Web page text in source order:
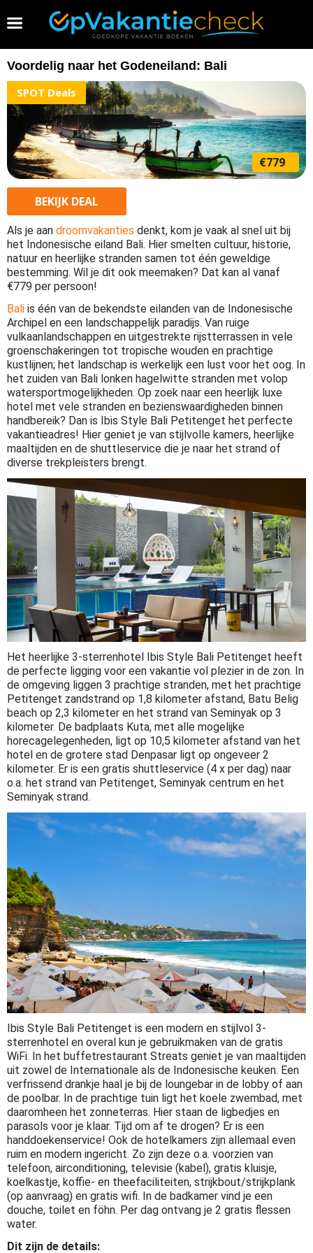
Vakantie 2026 boeken
Voordelig naar het Godeneiland: Bali
SPOT Deals
€779
BEKIJK DEAL
Als je aan droomvakanties denkt, kom je vaak al snel uit bij
het Indonesische eiland Bali. Hier smelten cultuur, historie,
natuur en heerlijke stranden samen tot één geweldige
bestemming. Wil je dit ook meemaken? Dat kan al vanaf
€779 per persoon!
Bali is één van de bekendste eilanden van de Indonesische
Archipel en een landschappelijk paradijs. Van ruige
vulkaanlandschappen en uitgestrekte rijstterrassen in vele
groenschakeringen tot tropische wouden en prachtige
kustlijnen; het landschap is werkelijk een lust voor het oog. In
het zuiden van Bali lonken hagelwitte stranden met volop
watersportmogelijkheden. Op zoek naar een heerlijk luxe
hotel met vele stranden en bezienswaardigheden binnen
handbereik? Dan is Ibis Style Bali Petitenget het perfecte
vakantieadres! Hier geniet je van stijlvolle kamers, heerlijke
maaltijden en de shuttleservice die je naar het strand of
diverse trekpleisters brengt.
Het heerlijke 3-sterrenhotel Ibis Style Bali Petitenget heeft
de perfecte ligging voor een vakantie vol plezier in de zon. In
de omgeving liggen 3 prachtige stranden, met het prachtige
Petitenget zandstrand op 1,8 kilometer afstand, Batu Belig
beach op 2,3 kilometer en het strand van Seminyak op 3
kilometer. De badplaats Kuta, met alle mogelijke
horecagelegenheden, ligt op 10,5 kilometer afstand van het
hotel en de grotere stad Denpasar ligt op ongeveer 2
kilometer. Er is een gratis shuttleservice (4 x per dag) naar
o.a. het strand van Petitenget, Seminyak centrum en het
Seminyak strand.
Ibis Style Bali Petitenget is een modern en stijlvol 3-
sterrenhotel en overal kun je gebruikmaken van de gratis
WiFi. In het buffetrestaurant Streats geniet je van maaltijden
uit zowel de Internationale als de Indonesische keuken. Een
verfrissend drankje haal je bij de loungebar in de lobby of aan
de poolbar. In de prachtige tuin ligt het koele zwembad, met
daaromheen het zonneterras. Hier staan de ligbedjes en
parasols voor je klaar. Tijd om af te drogen? Er is een
handdoekenservice! Ook de hotelkamers zijn allemaal even
ruim en modern ingericht. Zo zijn deze o.a. voorzien van
telefoon, airconditioning, televisie (kabel), gratis kluisje,
koelkastje, koffie- en theefaciliteiten, strijkbout/strijkplank
(op aanvraag) en gratis wifi. In de badkamer vind je een
douche, toilet en föhn. Per dag ontvang je 2 gratis flessen
water.
Dit zijn de details: